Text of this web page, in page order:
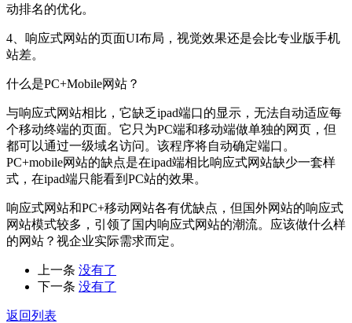
动排名的优化。
4、响应式网站的页面UI布局，视觉效果还是会比专业版手机
站差。
什么是PC+Mobile网站？
与响应式网站相比，它缺乏ipad端口的显示，无法自动适应每
个移动终端的页面。它只为PC端和移动端做单独的网页，但
都可以通过一级域名访问。该程序将自动确定端口。
PC+mobile网站的缺点是在ipad端相比响应式网站缺少一套样
式，在ipad端只能看到PC站的效果。
响应式网站和PC+移动网站各有优缺点，但国外网站的响应式
网站模式较多，引领了国内响应式网站的潮流。应该做什么样
的网站？视企业实际需求而定。
上一条 没有了
下一条 没有了
返回列表